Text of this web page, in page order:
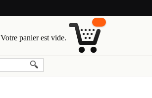
Votre panier est vide.